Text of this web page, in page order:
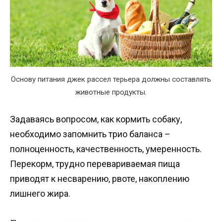
Основу питания джек рассел терьера должны составлять
животные продукты.
Задаваясь вопросом, как кормить собаку,
необходимо запомнить трио баланса –
полноценность, качественность, умеренность.
Перекорм, трудно перевариваемая пища
приводят к несварению, рвоте, накоплению
лишнего жира.